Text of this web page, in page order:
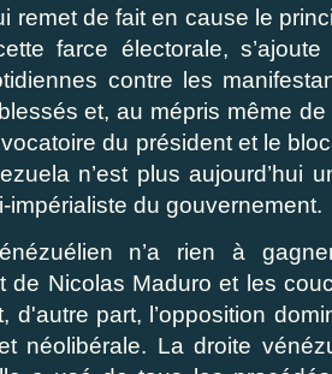
remet de fait en cause le
farce électorale,
contre les
et, au mépris même
du président et le
n’est plus
impérialiste du gouvernement.
n’a rien à
de Nicolas Maduro et les
d'autre part, l’opposition
néolibérale. La droite